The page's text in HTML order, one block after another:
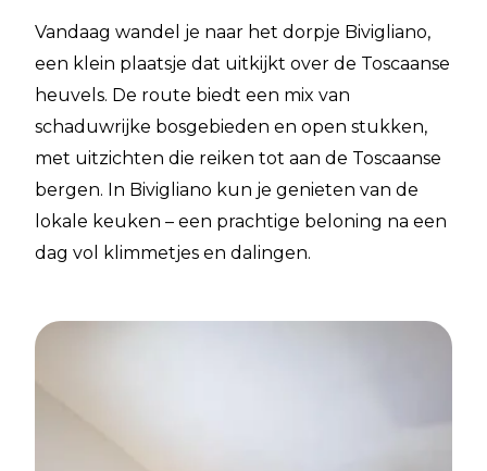
Vandaag wandel je naar het dorpje Bivigliano,
een klein plaatsje dat uitkijkt over de Toscaanse
heuvels. De route biedt een mix van
schaduwrijke bosgebieden en open stukken,
met uitzichten die reiken tot aan de Toscaanse
bergen. In Bivigliano kun je genieten van de
lokale keuken – een prachtige beloning na een
dag vol klimmetjes en dalingen.